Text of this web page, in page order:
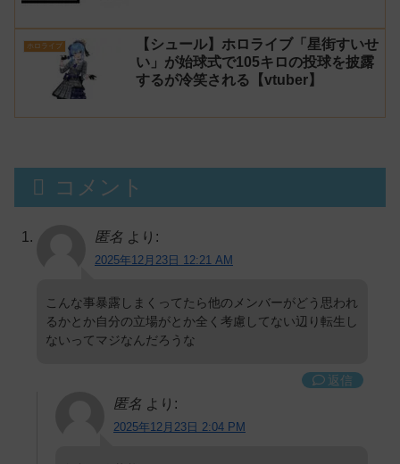
ホロライブ
【シュール】ホロライブ「星街すいせ
い」が始球式で105キロの投球を披露
するが冷笑される【vtuber】
コメント
匿名 より:
2025年12月23日 12:21 AM
こんな事暴露しまくってたら他のメンバーがどう思われ
るかとか自分の立場がとか全く考慮してない辺り転生し
ないってマジなんだろうな
返信
匿名 より:
2025年12月23日 2:04 PM